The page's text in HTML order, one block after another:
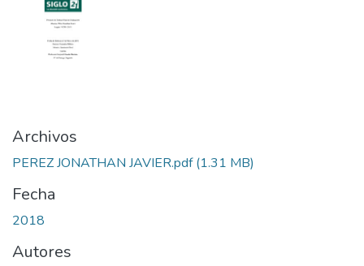
Archivos
PEREZ JONATHAN JAVIER.pdf(1.31 MB)
Fecha
2018
Autores